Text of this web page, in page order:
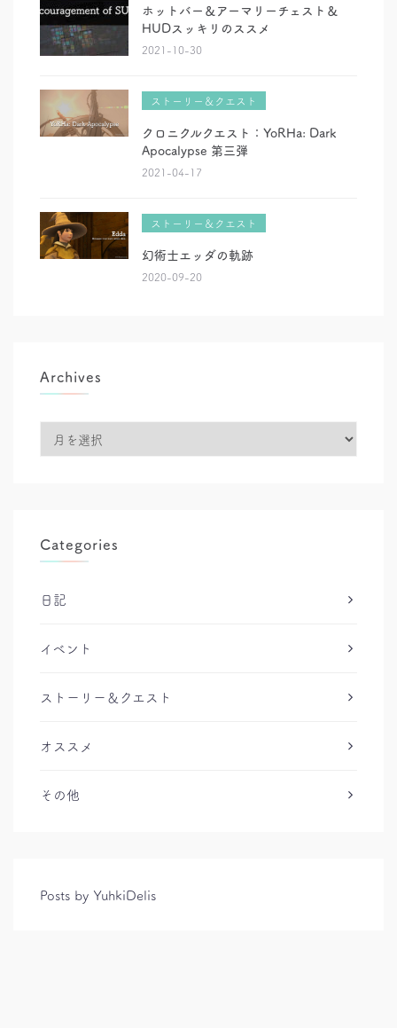
ホットバー＆アーマリーチェスト＆
HUDスッキリのススメ
2021-10-30
ストーリー＆クエスト
クロニクルクエスト：YoRHa: Dark
Apocalypse 第三弾
2021-04-17
ストーリー＆クエスト
幻術士エッダの軌跡
2020-09-20
Archives
Categories
日記
イベント
ストーリー＆クエスト
オススメ
その他
Posts by YuhkiDelis